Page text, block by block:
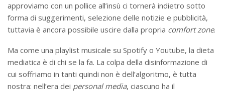
approviamo con un pollice all’insù ci tornerà indietro sotto
forma di suggerimenti, selezione delle notizie e pubblicità,
tuttavia è ancora possibile uscire dalla propria comfort zone.
Ma come una playlist musicale su Spotify o Youtube, la dieta
mediatica è di chi se la fa. La colpa della disinformazione di
cui soffriamo in tanti quindi non è dell’algoritmo, è tutta
nostra: nell’era dei personal media, ciascuno ha il